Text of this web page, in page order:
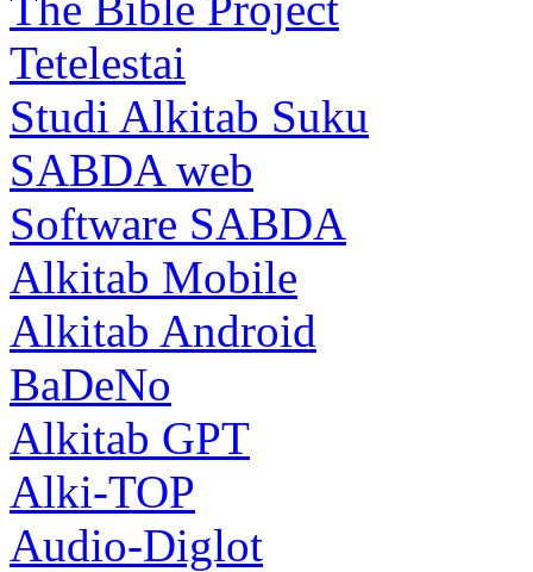
Tetelestai
Studi Alkitab Suku
SABDA web
Software SABDA
Alkitab Mobile
Alkitab Android
BaDeNo
Alkitab GPT
Alki-TOP
Audio-Diglot